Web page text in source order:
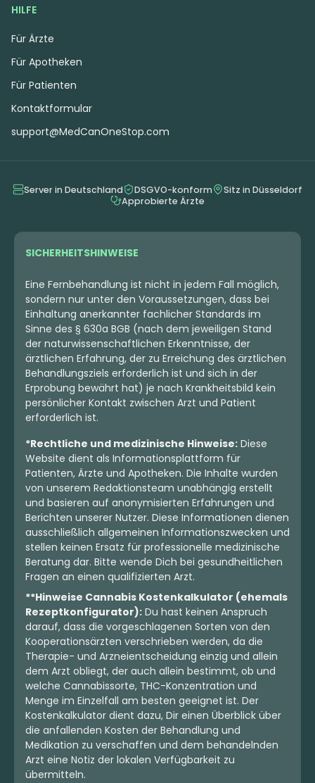
HILFE
Für Ärzte
Für Apotheken
Für Patienten
Kontaktformular
support@MedCanOneStop.com
Server in Deutschland DSGVO-konform
Sitz in Düsseldorf
Approbierte Ärzte
SICHERHEITSHINWEISE
Eine Fernbehandlung ist nicht in jedem Fall möglich,
sondern nur unter den Voraussetzungen, dass bei
Einhaltung anerkannter fachlicher Standards im
Sinne des § 630a BGB (nach dem jeweiligen Stand
der naturwissenschaftlichen Erkenntnisse, der
ärztlichen Erfahrung, der zu Erreichung des ärztlichen
Behandlungsziels erforderlich ist und sich in der
Erprobung bewährt hat) je nach Krankheitsbild kein
persönlicher Kontakt zwischen Arzt und Patient
erforderlich ist.
*Rechtliche und medizinische Hinweise: Diese
Website dient als Informationsplattform für
Patienten, Ärzte und Apotheken. Die Inhalte wurden
von unserem Redaktionsteam unabhängig erstellt
und basieren auf anonymisierten Erfahrungen und
Berichten unserer Nutzer. Diese Informationen dienen
ausschließlich allgemeinen Informationszwecken und
stellen keinen Ersatz für professionelle medizinische
Beratung dar. Bitte wende Dich bei gesundheitlichen
Fragen an einen qualifizierten Arzt.
**Hinweise Cannabis Kostenkalkulator (ehemals
Rezeptkonfigurator): Du hast keinen Anspruch
darauf, dass die vorgeschlagenen Sorten von den
Kooperationsärzten verschrieben werden, da die
Therapie- und Arzneientscheidung einzig und allein
dem Arzt obliegt, der auch allein bestimmt, ob und
welche Cannabissorte, THC-Konzentration und
Menge im Einzelfall am besten geeignet ist. Der
Kostenkalkulator dient dazu, Dir einen Überblick über
die anfallenden Kosten der Behandlung und
Medikation zu verschaffen und dem behandelnden
Arzt eine Notiz der lokalen Verfügbarkeit zu
übermitteln.